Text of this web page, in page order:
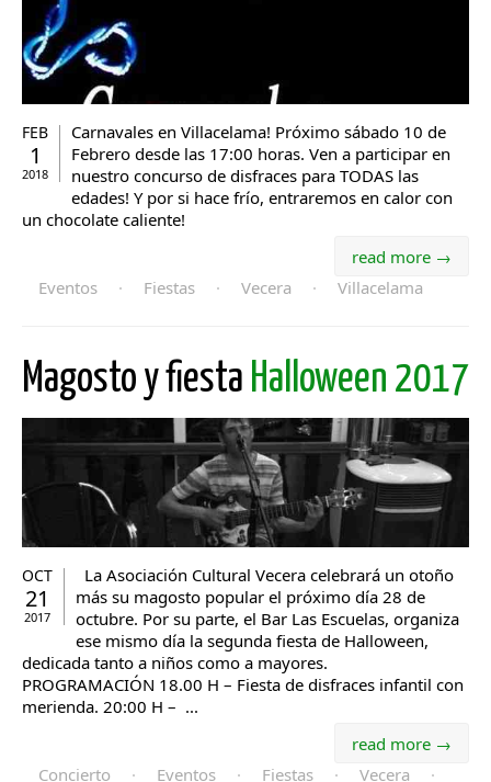
FEB
1
2018
Carnavales en Villacelama! Próximo sábado 10 de
Febrero desde las 17:00 horas. Ven a participar en
nuestro concurso de disfraces para TODAS las
edades! Y por si hace frío, entraremos en calor con
un chocolate caliente!
read more →
Eventos
· Fiestas · Vecera · Villacelama
Magosto y fiesta Halloween 2017
OCT
21
2017
La Asociación Cultural Vecera celebrará un otoño
más su magosto popular el próximo día 28 de
octubre. Por su parte, el Bar Las Escuelas, organiza
ese mismo día la segunda fiesta de Halloween,
dedicada tanto a niños como a mayores.
PROGRAMACIÓN 18.00 H – Fiesta de disfraces infantil con
merienda. 20:00 H – ...
read more →
Concierto
· Eventos · Fiestas · Vecera ·